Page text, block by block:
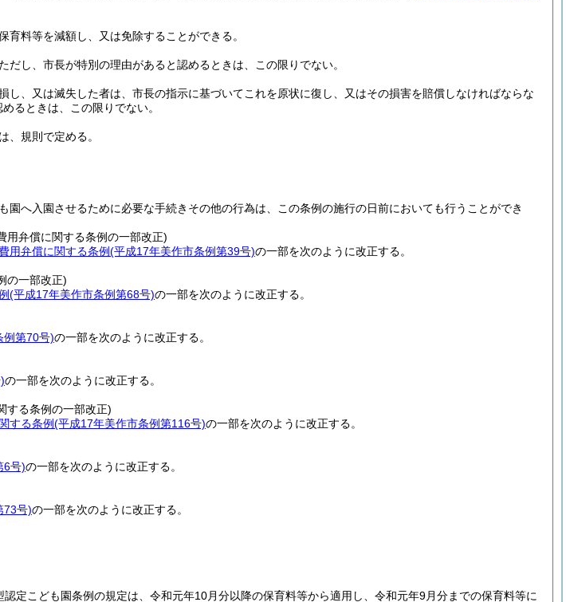
料等を減額し、又は免除することができる。
ただし、市長が特別の理由があると認めるときは、この限りでない。
し、又は滅失した者は、市長の指示に基づいてこれを原状に復し、又はその損害を賠償しなければならな
るときは、この限りでない。
、規則で定める。
園へ入園させるために必要な手続きその他の行為は、この条例の施行の日前においても行うことができ
用弁償に関する条例の一部改正)
用弁償に関する条例(平成17年美作市条例第39号)の一部を次のように改正する。
の一部改正)
(平成17年美作市条例第68号)の一部を次のように改正する。
例第70号)の一部を次のように改正する。
の一部を次のように改正する。
する条例の一部改正)
する条例(平成17年美作市条例第116号)の一部を次のように改正する。
6号)の一部を次のように改正する。
73号)の一部を次のように改正する。
定こども園条例の規定は、令和元年10月分以降の保育料等から適用し、令和元年9月分までの保育料等に